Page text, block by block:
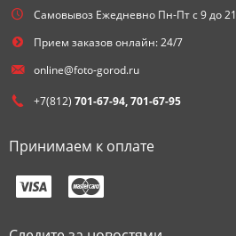
Самовывоз Ежедневно Пн-Пт с 9 до
Прием заказов онлайн: 24/7
online@foto-gorod.ru
+7(812) 701-67-94, 701-67-95
Принимаем к оплате